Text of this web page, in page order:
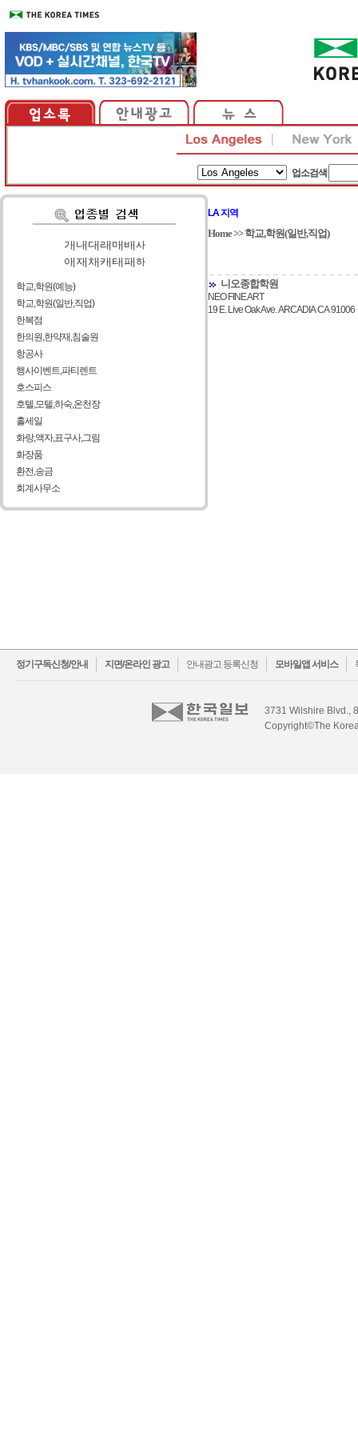
업소검색
가| 나| 다| 라| 마| 바| 사
아| 자| 차| 카| 타| 파| 하
학교,학원(예능)
학교,학원(일반,직업)
한복점
한의원,한약재,침술원
항공사
행사이벤트,파티렌트
호스피스
호텔,모텔,하숙,온천장
홀세일
화랑,액자,표구사,그림
화장품
환전,송금
회계사무소
LA 지역
Home>>학교,학원(일반,직업)
니오종합학원
NEO FINE ART
19 E. Live Oak Ave. ARCADIA CA 91006
정기구독신청/안내 지면/온라인 광고 안내광고 등록신청 모바일앱 서비스
facebook
twitter
3731 Wilshire Blvd.,
Copyright©The